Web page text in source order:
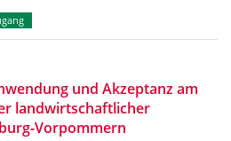
und Akzeptanz am
landwirtschaftlicher
Vorpommern